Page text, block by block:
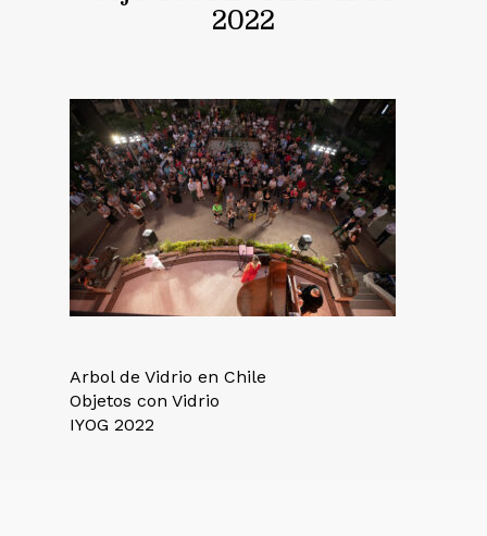
2022
Arbol de Vidrio en Chile
Objetos con Vidrio
IYOG 2022